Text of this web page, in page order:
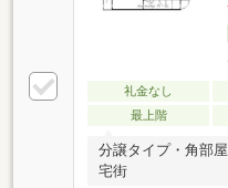
礼金なし
最上階
分譲タイプ・角部
宅街